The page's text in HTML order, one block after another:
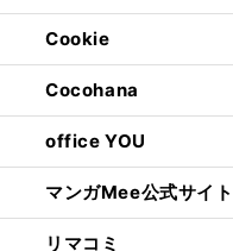
Cookie
Cocohana
office YOU
マンガMee公式サイト
リマコミ